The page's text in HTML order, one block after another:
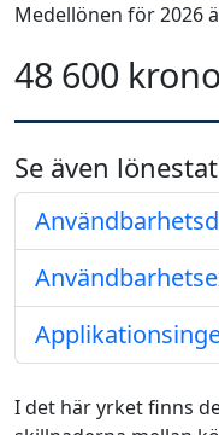
Medellönen för 2026
48 600
Se även
I det här yrket finns